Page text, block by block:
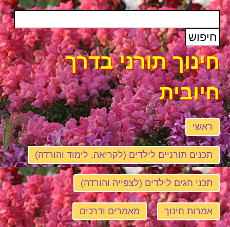
חינוך תורני בדרך
חיובית
ראשי
תכנים תורניים לילדים (לקריאה, לימוד והורדה)
תכני חגים לילדים (לצפייה והורדה)
אמרות חינוך מאמרים ודרכים